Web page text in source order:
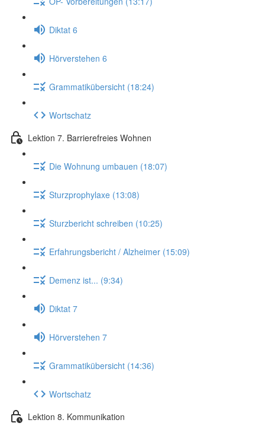
Diktat 6
Hörverstehen 6
Grammatikübersicht (18:24)
Wortschatz
Lektion 7. Barrierefreies Wohnen
Die Wohnung umbauen (18:07)
Sturzprophylaxe (13:08)
Sturzbericht schreiben (10:25)
Erfahrungsbericht / Alzheimer (15:09)
Demenz ist... (9:34)
Diktat 7
Hörverstehen 7
Grammatikübersicht (14:36)
Wortschatz
Lektion 8. Kommunikation